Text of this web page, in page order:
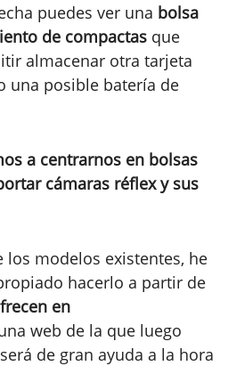
puedes ver una bolsa
de compactas que
almacenar otra tarjeta
una posible batería de
a centrarnos en bolsas
cámaras réflex y sus
los modelos existentes, he
hacerlo a partir de
en
web de la que luego
de gran ayuda a la hora